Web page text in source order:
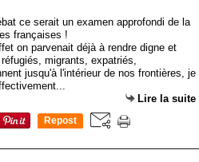
on parvenait déjà à rendre digne et
migrants, expatriés,
jusqu'à l'intérieur de nos frontières, je
Lire la suite
Repost